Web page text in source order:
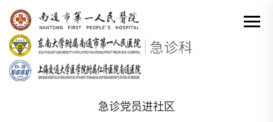
网站首页 - 科室动态详情
分类出来 
急诊党员进社区